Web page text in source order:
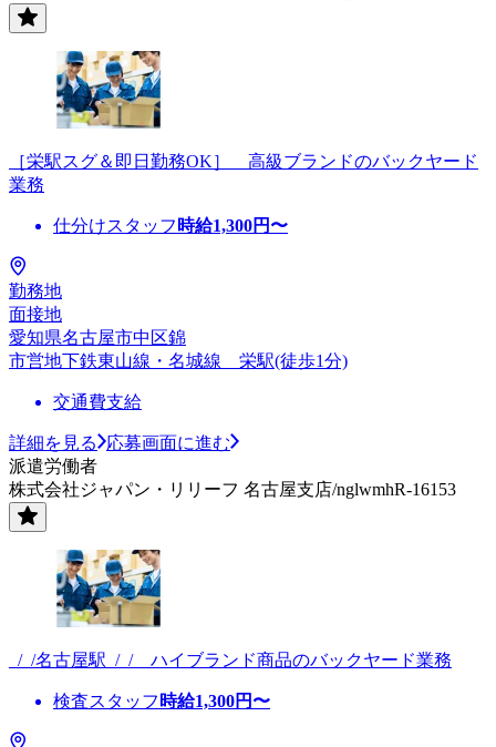
［栄駅スグ＆即日勤務OK］ 高級ブランドのバックヤード
業務
仕分けスタッフ 時給1,300円〜
勤務地
面接地
愛知県名古屋市中区錦
市営地下鉄東山線・名城線 栄駅(徒歩1分)
交通費支給
詳細を見る
応募画面に進む
派遣労働者
株式会社ジャパン・リリーフ 名古屋支店/nglwmhR-16153
_/_/名古屋駅_/_/ ハイブランド商品のバックヤード業務
検査スタッフ 時給1,300円〜